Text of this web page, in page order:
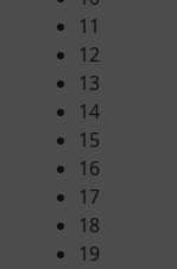
11
12
13
14
15
16
17
18
19